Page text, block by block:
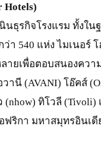
Hotels)
นธุรกิจโรงแรม ทั้งใ
540 แห่ง ไมเนอร์
ายเพื่อตอบสนองคว
นี (AVANI) โอ๊คส์
ทิโวลี (Tivoli)
ริกา มหาสมุทรอินเดี